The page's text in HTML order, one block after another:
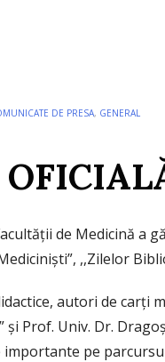
DE PRESA, GENERAL
de Medicină a
,,Zilelor
autori de carţi
şi Prof. Univ. Dr.
pe